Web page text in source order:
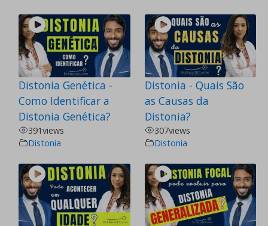
Distonia Genética -
Como Identificar a
Distonia Genética?
391views
Distonia
Distonia - Quais São
as Causas da
Distonia?
307views
Distonia